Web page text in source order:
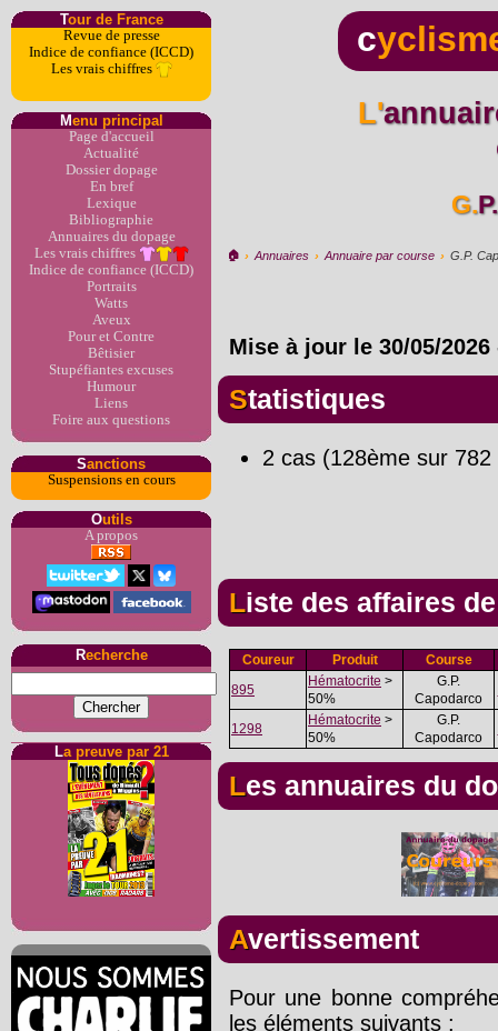
Tour de France
Revue de presse
Indice de confiance (ICCD)
Les vrais chiffres
Menu principal
Page d'accueil
Actualité
Dossier dopage
En bref
Lexique
Bibliographie
Annuaires du dopage
Les vrais chiffres
Indice de confiance (ICCD)
Portraits
Watts
Aveux
Pour et Contre
Bêtisier
Stupéfiantes excuses
Humour
Liens
Foire aux questions
Sanctions
Suspensions en cours
Outils
A propos
Recherche
La preuve par 21
c
L'annuaire du dopage par
🏠︎ › Annuaires › Annuaire par course › G.P.
Mise à jour le 30/05/2026
Statistiques
2 cas (128ème sur 782
Liste des affaires
Coureur Produit
Course
895
Hématocrite >
50%
G.P.
Capodarco
1298
Hématocrite >
50%
G.P.
Capodarco
Les annuaires du
Avertissement
Pour une bonne
les éléments suivants :